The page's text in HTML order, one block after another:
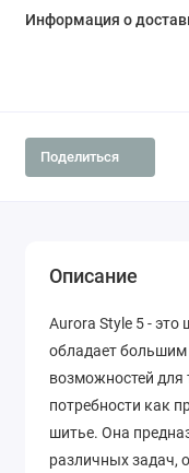
Информация о
Поделиться
Описание
Aurora Style 5 -
обладает
возможностей для
потребности как
шитье. Она
различных задач,